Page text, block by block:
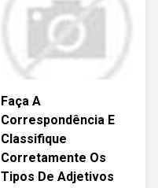
Faça A
Correspondência E
Classifique
Corretamente Os
Tipos De Adjetivos